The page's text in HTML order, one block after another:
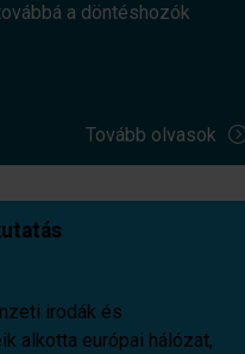
a döntéshozók
Tovább olvasok
irodák és
alkotta európai hálózat,